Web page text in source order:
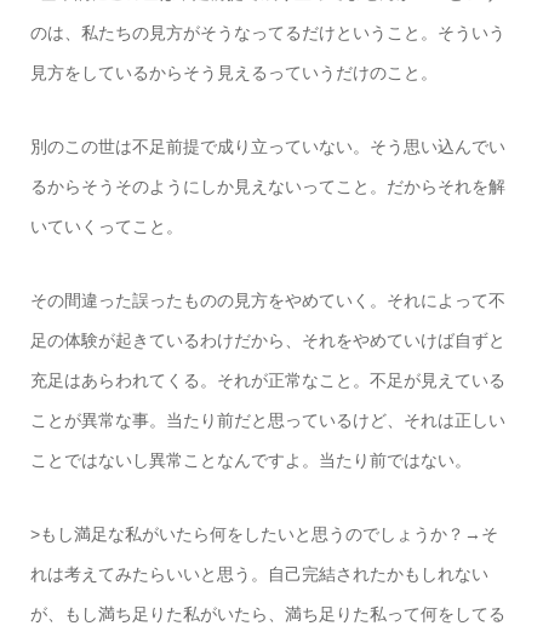
のは、私たちの見方がそうなってるだけということ。そういう
見方をしているからそう見えるっていうだけのこと。
別のこの世は不足前提で成り立っていない。そう思い込んでい
るからそうそのようにしか見えないってこと。だからそれを解
いていくってこと。
その間違った誤ったものの見方をやめていく。それによって不
足の体験が起きているわけだから、それをやめていけば自ずと
充足はあらわれてくる。それが正常なこと。不足が見えている
ことが異常な事。当たり前だと思っているけど、それは正しい
ことではないし異常ことなんですよ。当たり前ではない。
>もし満足な私がいたら何をしたいと思うのでしょうか？→そ
れは考えてみたらいいと思う。自己完結されたかもしれない
が、もし満ち足りた私がいたら、満ち足りた私って何をしてる